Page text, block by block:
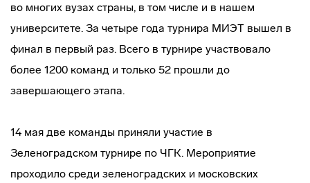
во многих вузах страны, в том числе и в нашем
университете. За четыре года турнира МИЭТ вышел в
финал в первый раз. Всего в турнире участвовало
более 1200 команд и только 52 прошли до
завершающего этапа.
14 мая две команды приняли участие в
Зеленоградском турнире по ЧГК. Мероприятие
проходило среди зеленоградских и московских